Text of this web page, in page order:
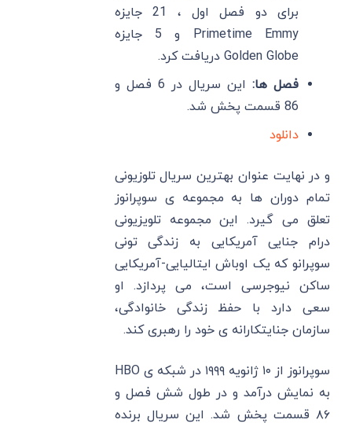
برای دو فصل اول ، 21 جایزه
Primetime Emmy و 5 جایزه
Golden Globe دریافت کرد.
فصل ها:
این سریال در 6 فصل و
86 قسمت پخش شد.
دانلود
و در نهایت عنوان بهترین سریال تلوزیونی
تمام دوران ها به مجموعه ی سوپرانوز
تعلق می گیرد. این مجموعه تلویزیونی
درام جنایی آمریکایی به زندگی تونی
سوپرانو که یک اوباش ایتالیایی-آمریکایی
ساکن نیوجرسی است، می پردازد. او
سعی دارد با حفظ زندگی خانوادگی،
سازمان جنایتکارانه ی خود را رهبری کند.
سوپرانوز از ۱۰ ژانویه ۱۹۹۹ در شبکه ی HBO
به نمایش درآمد و در طول شش فصل و
۸۶ قسمت پخش شد. این سریال برنده